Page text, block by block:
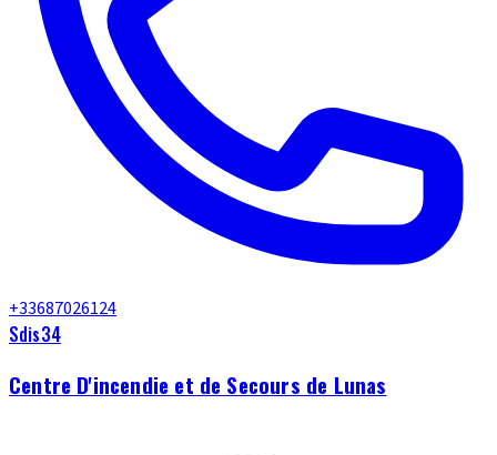
+33687026124
Sdis34
Centre D'incendie et de Secours de Lunas